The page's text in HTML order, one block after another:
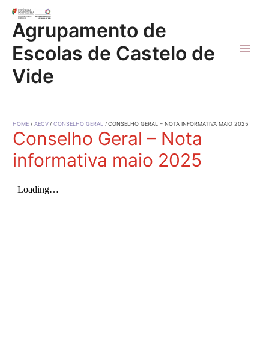
content
Agrupamento de
Escolas de Castelo de
Vide
HOME AECV CONSELHO GERAL CONSELHO GERAL – NOTA INFORMATIVA MAIO 2025
Conselho Geral – Nota
informativa maio 2025